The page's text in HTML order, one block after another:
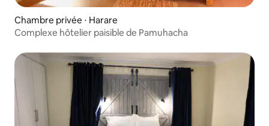
Chambre privée ⋅ Harare
Complexe hôtelier paisible de Pamuhacha